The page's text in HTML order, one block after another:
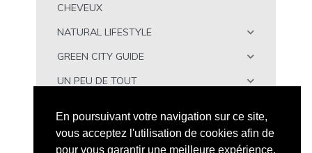
CHEVEUX
NATURAL LIFESTYLE
GREEN CITY GUIDE
UN PEU DE TOUT
En poursuivant votre navigation sur ce site,
vous acceptez l'utilisation de cookies afin de
pour vous garantir une meilleure expérience.